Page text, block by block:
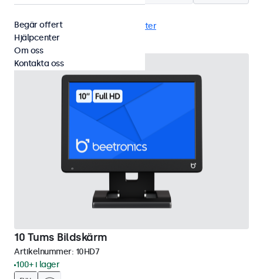
VESA 75 x 75 Rensa filter
10 Tums Bildskärm
Artikelnummer: 10HD7
100+ i lager
Begär offert
Hjälpcenter
Om oss
Kontakta oss